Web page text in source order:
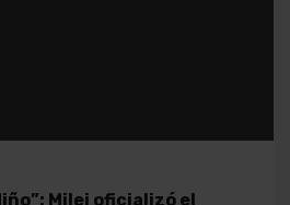
Milei oficializó el